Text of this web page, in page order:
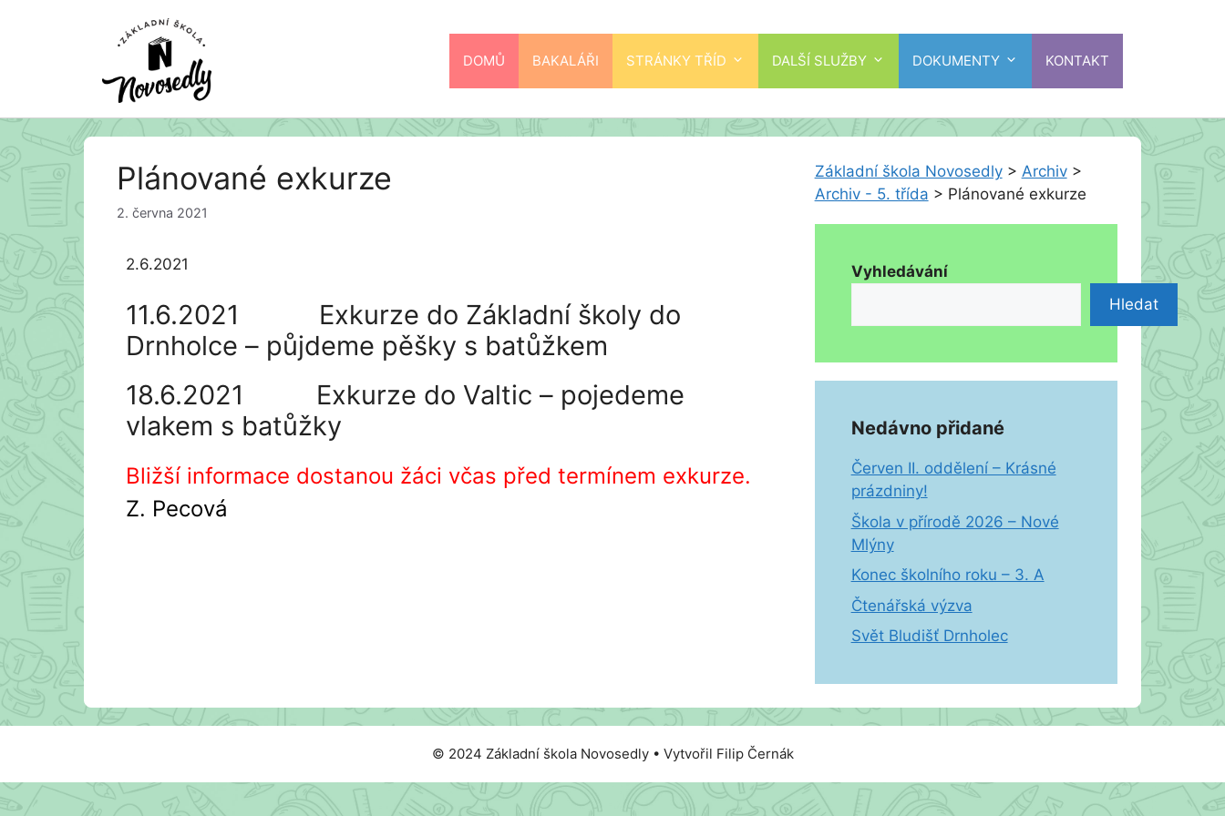
DOMŮ BAKALÁŘI STRÁNKY TŘÍD DALŠÍ SLUŽBY DOKUMENTY KONTAKT
Plánované exkurze
2. června 2021
2.6.2021
11.6.2021 Exkurze do Základní školy do
Drnholce – půjdeme pěšky s batůžkem
18.6.2021 Exkurze do Valtic – pojedeme
vlakem s batůžky
Bližší informace dostanou žáci včas před termínem exkurze.
Z. Pecová
Základní škola Novosedly> Archiv>
Archiv - 5. třída > Plánované exkurze
Vyhledávání
Hledat
Nedávno přidané
Červen II. oddělení – Krásné
prázdniny!
Škola v přírodě 2026 – Nové
Mlýny
Konec školního roku – 3. A
Čtenářská výzva
Svět Bludišť Drnholec
© 2024 Základní škola Novosedly • Vytvořil Filip Černák